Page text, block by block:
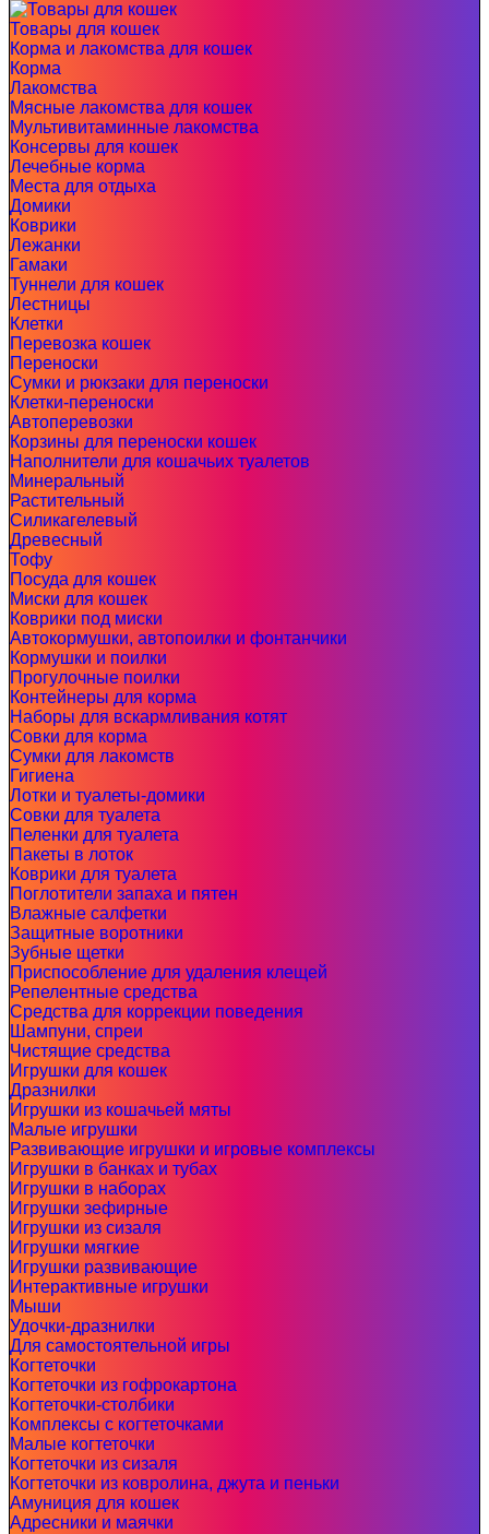
Товары для кошек
Корма и лакомства для кошек
Корма
Лакомства
Мясные лакомства для кошек
Мультивитаминные лакомства
Консервы для кошек
Лечебные корма
Места для отдыха
Домики
Коврики
Лежанки
Гамаки
Туннели для кошек
Лестницы
Клетки
Перевозка кошек
Переноски
Сумки и рюкзаки для переноски
Клетки-переноски
Автоперевозки
Корзины для переноски кошек
Наполнители для кошачьих туалетов
Минеральный
Растительный
Силикагелевый
Древесный
Тофу
Посуда для кошек
Миски для кошек
Коврики под миски
Автокормушки, автопоилки и фонтанчики
Кормушки и поилки
Прогулочные поилки
Контейнеры для корма
Наборы для вскармливания котят
Совки для корма
Сумки для лакомств
Гигиена
Лотки и туалеты-домики
Совки для туалета
Пеленки для туалета
Пакеты в лоток
Коврики для туалета
Поглотители запаха и пятен
Влажные салфетки
Защитные воротники
Зубные щетки
Приспособление для удаления клещей
Репелентные средства
Средства для коррекции поведения
Шампуни, спреи
Чистящие средства
Игрушки для кошек
Дразнилки
Игрушки из кошачьей мяты
Малые игрушки
Развивающие игрушки и игровые комплексы
Игрушки в банках и тубах
Игрушки в наборах
Игрушки зефирные
Игрушки из сизаля
Игрушки мягкие
Игрушки развивающие
Интерактивные игрушки
Мыши
Удочки-дразнилки
Для самостоятельной игры
Когтеточки
Когтеточки из гофрокартона
Когтеточки-столбики
Комплексы с когтеточками
Малые когтеточки
Когтеточки из сизаля
Когтеточки из ковролина, джута и пеньки
Амуниция для кошек
Адресники и маячки